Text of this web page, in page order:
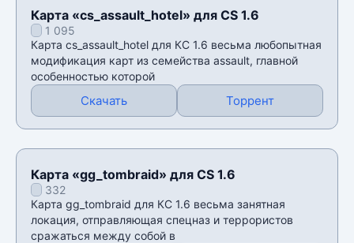
Карта «cs_assault_hotel» для CS 1.6
1 095
Карта cs_assault_hotel для КС 1.6 весьма любопытная
модификация карт из семейства assault, главной
особенностью которой
Скачать Торрент
Карта «gg_tombraid» для CS 1.6
332
Карта gg_tombraid для КС 1.6 весьма занятная
локация, отправляющая спецназ и террористов
сражаться между собой в